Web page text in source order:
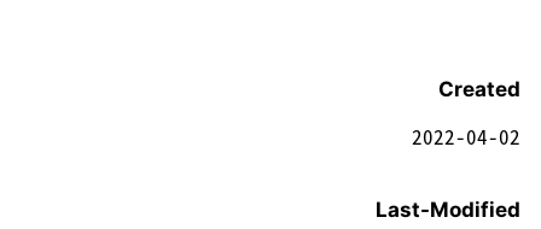
Created
2022-04-02
Last-Modified